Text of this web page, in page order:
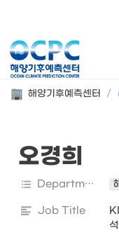
해양기후예측센터 /
오경희
Department
Job Title